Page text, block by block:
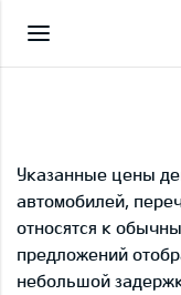
Указанные цены
автомобилей,
относятся к
предложений
небольшой